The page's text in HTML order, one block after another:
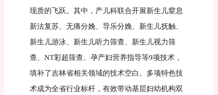
现质的飞跃。其中，产儿科联合开展新生儿窒息
新法复苏、无痛分娩、导乐分娩、新生儿抚触、
新生儿游泳、新生儿听力筛查、新生儿视力筛
查、NT彩超筛查、孕产妇营养指导等9项技术，
填补了吉林省相关领域的技术空白。多项特色技
术成为全省行业标杆，有效带动基层妇幼机构双